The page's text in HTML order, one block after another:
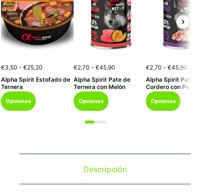
€3,50 - €25,20
precios:
Alpha Spirit Estofado de
Ternera
Opciones
Este
producto
opciones
elegir
€2,70 - €45,90Rango
precios:
desde
Alpha Spirit Pate de
Ternera con Melón
Opciones
Este
producto
múltiples
opciones
pueden
elegir
€2,70 - €45,90
precios:
desde
Alpha Spirit Pate de
Cordero con Pera
Opciones
Este
producto
opciones
elegir
Descripción